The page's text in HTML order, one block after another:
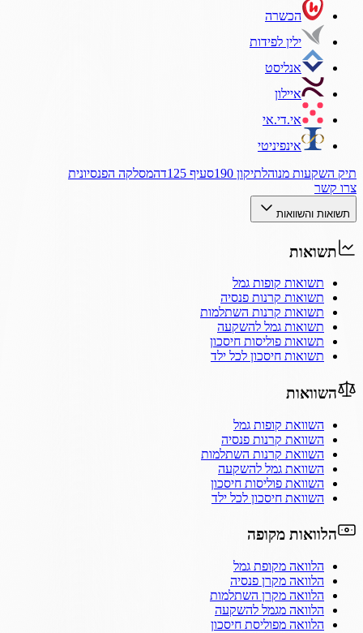
הכשרה
ילין לפידות
אנליסט
איילון
אי.די.אי
אינפיניטי
תיק השקעות מנוהלתיקון 190 סעיף 125ד
המסלקה הפנסיונית
צרו קשר
תשואות והשוואות
תשואות
תשואות קופות גמל
תשואות קרנות פנסיה
תשואות קרנות השתלמות
תשואות גמל להשקעה
תשואות פוליסות חיסכון
תשואות חיסכון לכל ילד
השוואות
השוואת קופות גמל
השוואת קרנות פנסיה
השוואת קרנות השתלמות
השוואת גמל להשקעה
השוואת פוליסות חיסכון
השוואת חיסכון לכל ילד
הלוואות מקופה
הלוואה מקופת גמל
הלוואה מקרן פנסיה
הלוואה מקרן השתלמות
הלוואה מגמל להשקעה
הלוואה מפוליסת חיסכון